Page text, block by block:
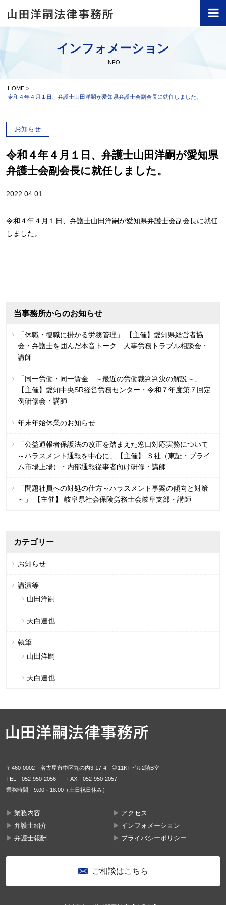
インフォメーション
INFO
HOME
令和４年４月１日、弁護士山田洋嗣が愛知県弁護士会副会長に就任しました。
お知らせ
令和４年４月１日、弁護士山田洋嗣が愛知県
弁護士会副会長に就任しました。
2022.04.01
令和４年４月１日、弁護士山田洋嗣が愛知県弁護士会副会長に就任
しました。
当事務所からのお知らせ
「休職・復職に掛かる労務管理」 【主催】愛知県経営者協
会・弁護士を囲んだ本音トーク 人事労務トラブル相談会・
講師
「同一労働・同一賃金 ～最近の労働裁判判決の解説～」
【主催】愛知中央SR経営労務センター・令和７年度第７回定
例研修会・講師
年末年始休業のお知らせ
「公益通報者保護法の改正を踏まえた窓口対応実務について
～ハラスメント通報を中心に」【主催】 Ｓ社（東証・プライ
ム市場上場）・内部通報従事者向け研修・講師
「問題社員への対処の仕方～ハラスメント事案の傾向と対策
～」 【主催】 岐阜県社会保険労務士会岐阜支部・講師
カテゴリー
お知らせ
講演等
山田洋嗣
天白達也
執筆
山田洋嗣
天白達也
〒460-0002 名古屋市中区丸の内3-17-4 第11KTビル2階B室
TEL 052-950-2056 FAX 052-950-2057
業務時間 9:00－18:00（土日祝日休み）
業務内容
アクセス
弁護士紹介
インフォメーション
弁護士報酬
プライバシーポリシー
ご相談はこちら